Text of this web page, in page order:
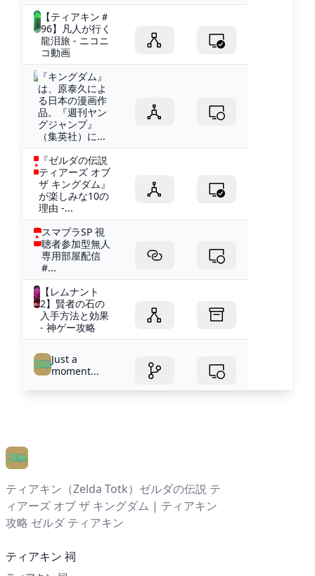
【ティアキン＃
96】凡人が行く
龍泪旅 - ニコニ
コ動画
『キングダム』
は、原泰久によ
る日本の漫画作
品。『週刊ヤン
グジャンプ』
（集英社）に...
『ゼルダの伝説
ティアーズ オブ
ザ キングダム』
が楽しみな10の
理由 -...
スマブラSP 視
聴者参加型無人
専用部屋配信
#...
【レムナント
2】賢者の石の
入手方法と効果
- 神ゲー攻略
Just a
moment...
ティアキン（Zelda Totk）ゼルダの伝説 テ
ィアーズ オブ ザ キングダム | ティアキン
攻略 ゼルダ ティアキン
ティアキン 祠